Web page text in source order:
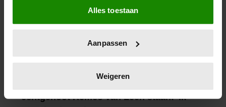
Informatie verzamelen over uw geografische
locatie, die tot een paar meter nauwkeurig kan zijn
scannen op specifieke eigenschappen (fingerprinting)
verwerkt en stel uw voorkeuren in het
intrekken in de Cookieverklaring.
Alles toestaan
Aanpassen
Weigeren